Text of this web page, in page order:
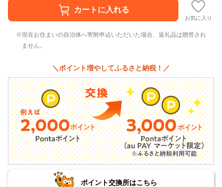
お気に入り
現在お住まいの自治体へ寄附申込いただいた場合、返礼品は贈答され
ません。
＼ポイント増やしてふるさと納税！／
ポイント交換所はこちら